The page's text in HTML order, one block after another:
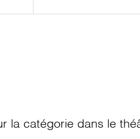
la catégorie dans le